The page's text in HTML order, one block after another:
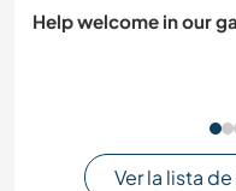
Help welcome in our
Ver la lista